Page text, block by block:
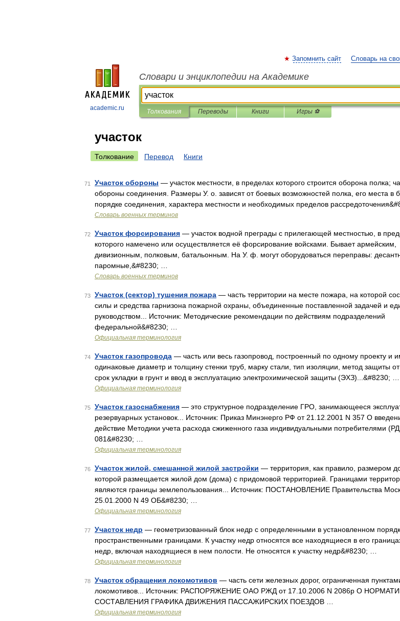
academic.ru
Запомнить сайт Словарь на
Словари и энциклопедии на Академике
Толкования Переводы Книги Игры ⚽
участок
Толкование Перевод Книги
71 Участок обороны — участок местности, в пределах которого строится оборона полка;
обороны соединения. Размеры У. о. зависят от боевых возможностей полка, его места в
порядке соединения, характера местности и необходимых пределов
Словарь военных терминов
72 Участок форсирования — участок водной преграды с прилегающей местностью, в
которого намечено или осуществляется её форсирование войсками. Бывает армейским,
дивизионным, полковым, батальонным. На У. ф. могут оборудоваться переправы:
паромные,&#8230; …
Словарь военных терминов
73 Участок (сектор) тушения пожара — часть территории на месте пожара, на которой
силы и средства гарнизона пожарной охраны, объединенные поставленной задачей и
руководством... Источник: Методические рекомендации по действиям подразделений
федеральной&#8230; …
Официальная терминология
74 Участок газопровода — часть или весь газопровод, построенный по одному проекту и
одинаковые диаметр и толщину стенки труб, марку стали, тип изоляции, метод защиты от
срок укладки в грунт и ввод в эксплуатацию электрохимической защиты (ЭХЗ)...&#8230; …
Официальная терминология
75 Участок газоснабжения — это структурное подразделение ГРО, занимающееся
резервуарных установок... Источник: Приказ Минэнерго РФ от 21.12.2001 N 357 О
действие Методики учета расхода сжиженного газа индивидуальными потребителями
081&#8230; …
Официальная терминология
76 Участок жилой, смешанной жилой застройки — территория, как правило, размером
которой размещается жилой дом (дома) с придомовой территорией. Границами
являются границы землепользования... Источник: ПОСТАНОВЛЕНИЕ Правительства
25.01.2000 N 49 ОБ&#8230; …
Официальная терминология
77 Участок недр — геометризованный блок недр с определенными в установленном
пространственными границами. К участку недр относятся все находящиеся в его
недр, включая находящиеся в нем полости. Не относятся к участку недр&#8230; …
Официальная терминология
78 Участок обращения локомотивов — часть сети железных дорог, ограниченная
локомотивов... Источник: РАСПОРЯЖЕНИЕ ОАО РЖД от 17.10.2006 N 2086р О
СОСТАВЛЕНИЯ ГРАФИКА ДВИЖЕНИЯ ПАССАЖИРСКИХ ПОЕЗДОВ …
Официальная терминология